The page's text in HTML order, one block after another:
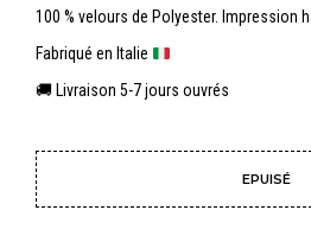
100 % velours de Polyester. Impression
Fabriqué en Italie
🚚 Livraison 5-7 jours ouvrés
EPUISÉ